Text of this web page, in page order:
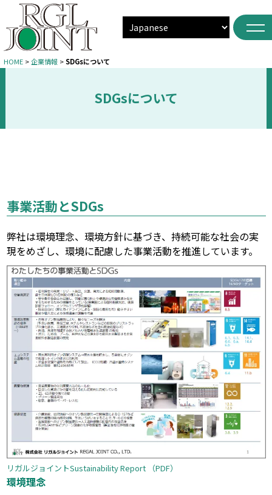
HOME>企業情報>SDGsについて
SDGsについて
事業活動とSDGs
弊社は環境理念、環境方針に基づき、持続可能な社会の実
現をめざし、環境に配慮した事業活動を推進しています。
リガルジョイントSustainability Report （PDF）
環境理念